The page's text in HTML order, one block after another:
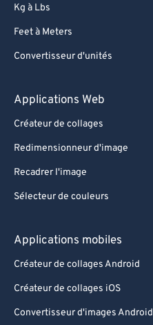
Kg à Lbs
Feet à Meters
Convertisseur d'unités
Applications Web
Créateur de collages
Redimensionneur d'image
Recadrer l'image
Sélecteur de couleurs
Applications mobiles
Créateur de collages Android
Créateur de collages iOS
Convertisseur d'images Android